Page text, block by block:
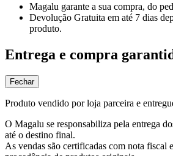
Magalu garante a sua compra, do
Devolução Gratuita em até 7 dias
produto.
Entrega e compra
Fechar
Produto vendido por loja parceira e
O Magalu se responsabiliza pela entrega
até o destino final.
As vendas são certificadas com nota fiscal